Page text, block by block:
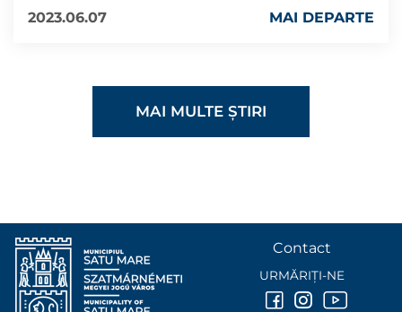
2023.06.07
MAI DEPARTE
MAI MULTE ȘTIRI
Contact
URMĂRIȚI-NE